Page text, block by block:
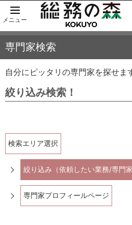
メニュー
専門家検索
自分にピッタリの専門家を探せま
絞り込み検索！
検索エリア選択
絞り込み（依頼したい業務/専門
専門家プロフィールページ